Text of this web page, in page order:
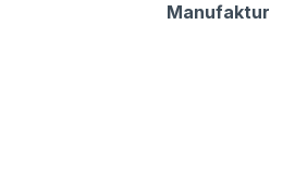
Manufaktur